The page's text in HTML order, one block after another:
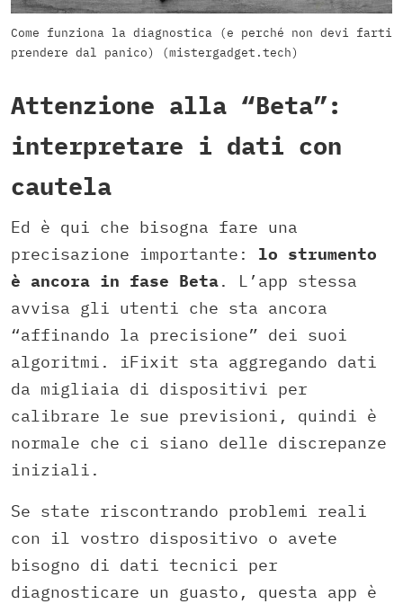
Come funziona la diagnostica (e perché non devi farti
prendere dal panico) (mistergadget.tech)
Attenzione alla “Beta”:
interpretare i dati con
cautela
Ed è qui che bisogna fare una
precisazione importante: lo strumento
è ancora in fase Beta. L’app stessa
avvisa gli utenti che sta ancora
“affinando la precisione” dei suoi
algoritmi. iFixit sta aggregando dati
da migliaia di dispositivi per
calibrare le sue previsioni, quindi è
normale che ci siano delle discrepanze
iniziali.
Se state riscontrando problemi reali
con il vostro dispositivo o avete
bisogno di dati tecnici per
diagnosticare un guasto, questa app è